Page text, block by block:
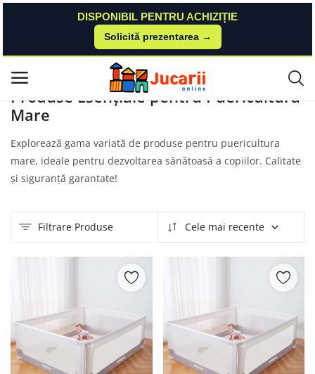
DISPONIBIL PENTRU ACHIZIȚIE
Solicită prezentarea →
Meniu principal
Categorii
Acasă
Contact
Înregistrare
Buy4Baby Puericultura Mare
Produse Esențiale pentru Puericultura
Mare
Explorează gama variată de produse pentru puericultura
mare, ideale pentru dezvoltarea sănătoasă a copiilor. Calitate
și siguranță garantate!
Filtrare Produse Cele mai recente